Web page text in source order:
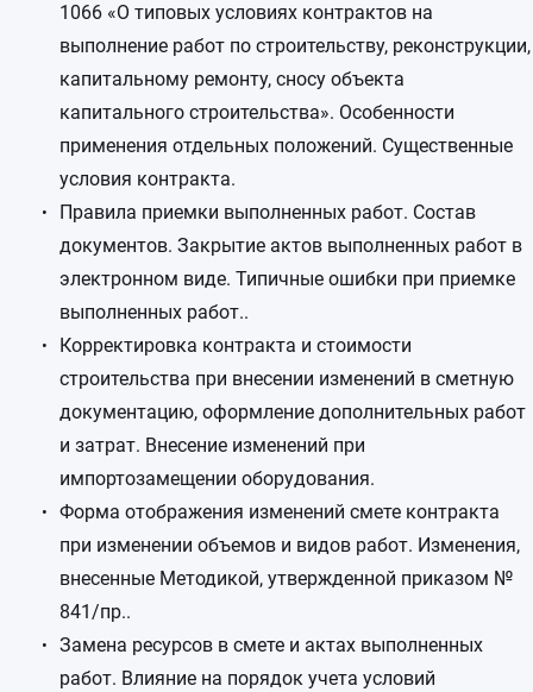
1066 «О типовых условиях контрактов на
выполнение работ по строительству, реконструкции,
капитальному ремонту, сносу объекта
капитального строительства». Особенности
применения отдельных положений. Существенные
условия контракта.
Правила приемки выполненных работ. Состав
документов. Закрытие актов выполненных работ в
электронном виде. Типичные ошибки при приемке
выполненных работ..
Корректировка контракта и стоимости
строительства при внесении изменений в сметную
документацию, оформление дополнительных работ
и затрат. Внесение изменений при
импортозамещении оборудования.
Форма отображения изменений смете контракта
при изменении объемов и видов работ. Изменения,
внесенные Методикой, утвержденной приказом №
841/пр..
Замена ресурсов в смете и актах выполненных
работ. Влияние на порядок учета условий